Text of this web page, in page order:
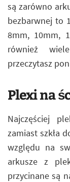
są zarówno
bezbarwnej to
8mm, 10mm,
również
przeczytasz
Plexi na
Najczęściej
zamiast szkła
względu na
arkusze z
przycinane są